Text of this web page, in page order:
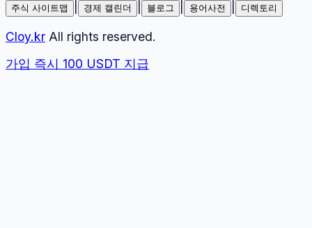
주식 사이트맵 경제 캘린더 블로그 용어사전 디렉토리
Cloy.kr All rights reserved.
가입 즉시 100 USDT 지급